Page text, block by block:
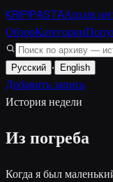
KRIPIPASTAАрхив
ОбзорКатегории
Русский · English
Добавить запись
История недели
Из погреба
Когда я был